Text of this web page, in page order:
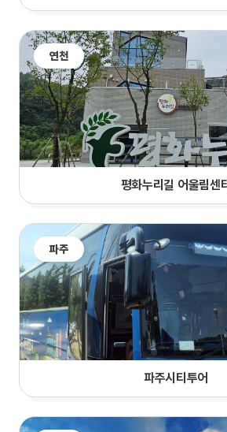
연천
평화누리길 어울림센
파주
파주시티투어